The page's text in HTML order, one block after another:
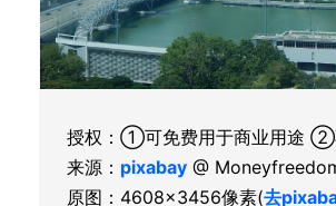
授权：①可免费用于商业用途 ②
来源： pixabay @
原图：4608×3456像素(去